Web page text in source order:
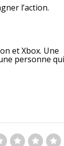
l’action.
et Xbox. Une
personne